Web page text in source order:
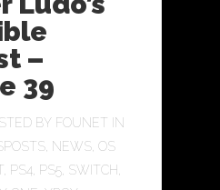
–
39
BY FOUNET IN
NEWS OS
PS4 PS5 SWITCH